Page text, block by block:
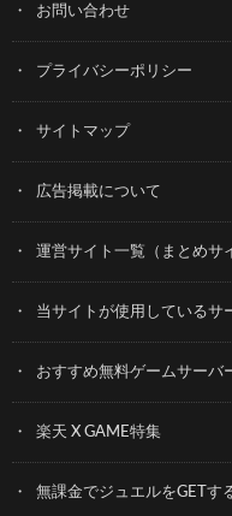
お問い合わせ
プライバシーポリシー
サイトマップ
広告掲載について
運営サイト一覧（まとめサ
当サイトが使用しているサ
おすすめ無料ゲームサーバ
楽天 X GAME特集
無課金でジュエルをGETす